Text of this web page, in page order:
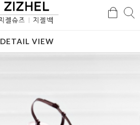
검
DETAIL VIEW